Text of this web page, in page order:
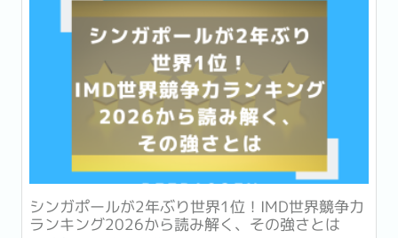
シンガポールが2年ぶり世界1位！IMD世界競争力
ランキング2026から読み解く、その強さとは